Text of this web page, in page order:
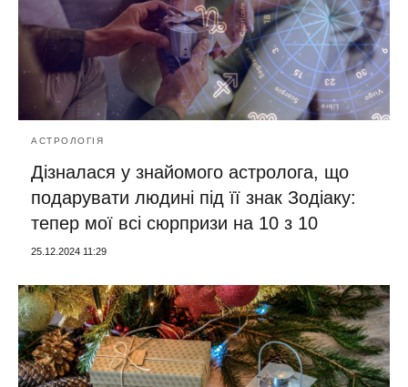
АСТРОЛОГІЯ
Дізналася у знайомого астролога, що
подарувати людині під її знак Зодіаку:
тепер мої всі сюрпризи на 10 з 10
25.12.2024 11:29